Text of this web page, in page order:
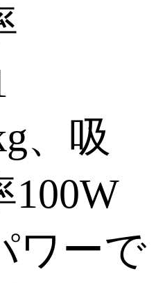
、吸
100W
ワーで